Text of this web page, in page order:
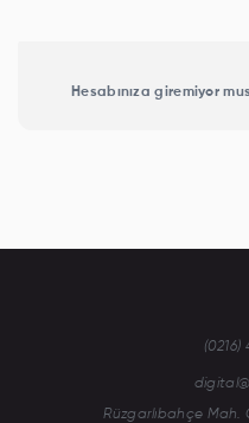
Hesabınıza giremiyor
Rüzgarlıbahçe Mah.